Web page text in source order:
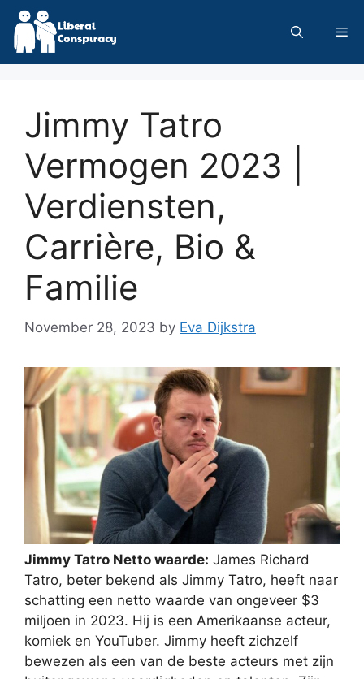
Skip
content
Jimmy Tatro
Vermogen 2023 |
Verdiensten,
Carrière, Bio &
Familie
November 28, 2023 by Eva Dijkstra
Jimmy Tatro Netto waarde: James Richard
Tatro, beter bekend als Jimmy Tatro, heeft naar
schatting een netto waarde van ongeveer $3
miljoen in 2023. Hij is een Amerikaanse acteur,
komiek en YouTuber. Jimmy heeft zichzelf
bewezen als een van de beste acteurs met zijn